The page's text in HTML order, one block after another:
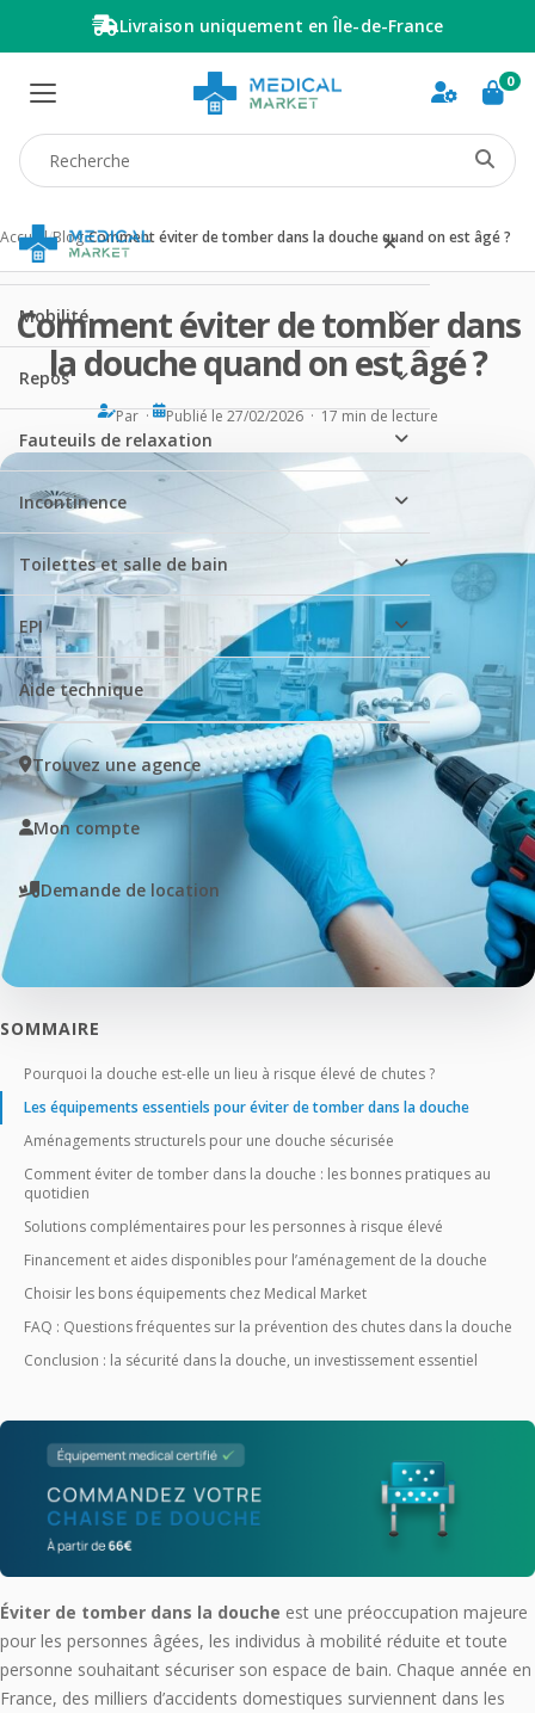
Livraison uniquement en Île-de-France
Recherche produit
0
Mobilité
Repos
Fauteuils de relaxation
Incontinence
Toilettes et salle de bain
EPI
Aide technique
Trouvez une agence
Mon compte
Demande de location
Accueil/Blog/Comment éviter de tomber dans la douche quand on est âgé ?
Comment éviter de tomber dans
la douche quand on est âgé ?
Par · Publié le 27/02/2026 · 17 min de lecture
SOMMAIRE
Pourquoi la douche est-elle un lieu à risque élevé de chutes ?
Les équipements essentiels pour éviter de tomber dans la douche
Aménagements structurels pour une douche sécurisée
Comment éviter de tomber dans la douche : les bonnes pratiques au
quotidien
Solutions complémentaires pour les personnes à risque élevé
Financement et aides disponibles pour l’aménagement de la douche
Choisir les bons équipements chez Medical Market
FAQ : Questions fréquentes sur la prévention des chutes dans la douche
Conclusion : la sécurité dans la douche, un investissement essentiel
Éviter de tomber dans la douche est une préoccupation majeure
pour les personnes âgées, les individus à mobilité réduite et toute
personne souhaitant sécuriser son espace de bain. Chaque année en
France, des milliers d’accidents domestiques surviennent dans les